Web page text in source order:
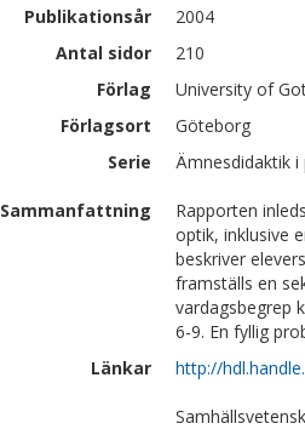
Publikationsår
2004
Antal sidor
210
Förlag
University of
Förlagsort
Göteborg
Serie
Ämnesdidaktik i
Sammanfattning
Rapporten
optik, inklusive
beskriver
framställs en
vardagsbegrep
6-9. En fyllig
Länkar
http://